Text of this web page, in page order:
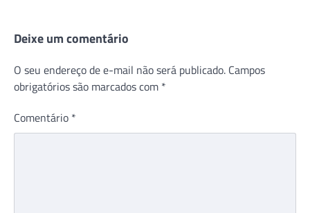
Deixe um comentário
O seu endereço de e-mail não será publicado. Campos
obrigatórios são marcados com *
Comentário *